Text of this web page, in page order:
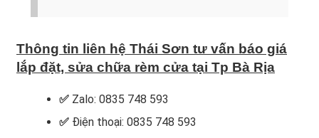
Thông tin liên hệ Thái Sơn tư vấn báo giá
lắp đặt, sửa chữa rèm cửa tại Tp Bà Rịa
✅ Zalo: 0835 748 593
✅ Điện thoại: 0835 748 593